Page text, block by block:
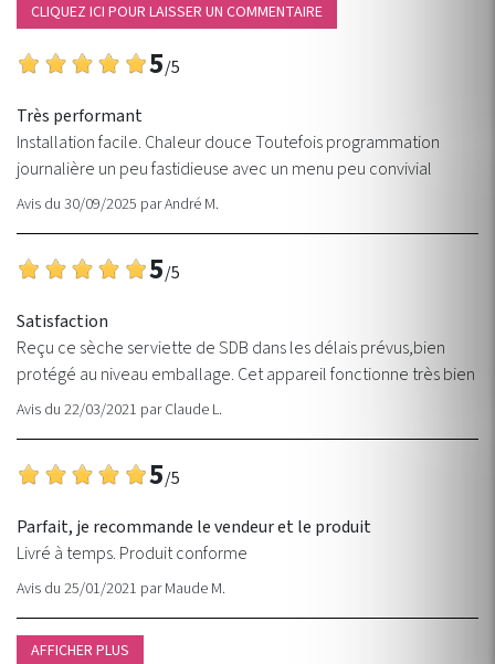
CLIQUEZ ICI POUR LAISSER UN COMMENTAIRE
5/5
Très performant
Installation facile. Chaleur douce Toutefois programmation
journalière un peu fastidieuse avec un menu peu convivial
Avis du 30/09/2025 parAndré M.
5/5
Satisfaction
Reçu ce sèche serviette de SDB dans les délais prévus,bien
protégé au niveau emballage. Cet appareil fonctionne très bien
Avis du 22/03/2021 parClaude L.
5/5
Parfait, je recommande le vendeur et le produit
Livré à temps. Produit conforme
Avis du 25/01/2021 parMaude M.
AFFICHER PLUS